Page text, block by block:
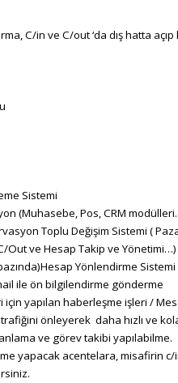
C/in ve C/out ‘da dış hatta
Sistemi
(Muhasebe, Pos, CRM
Toplu Değişim Sistemi (
Out ve Hesap Takip ve Yönetimi…)
Yönlendirme Sistemi
ile ön bilgilendirme gönderme
yapılan haberleşme işleri /
önleyerek daha hızlı ve
ve görev takibi yapılabilme.
yapacak acentelara, misafirin